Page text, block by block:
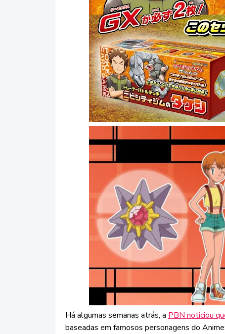
Há algumas semanas atrás, a PBN noticiou
baseadas em famosos personagens do